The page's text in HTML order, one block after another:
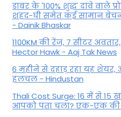
डाबर के '100% शुद्ध' दावे वाले
शहद-घी समेत कई सामान
- Dainik Bhaskar
1100KM की रेंज, 7 सीटर
Hector Hawk - Aaj Tak News
6 महीने से दहाड़ रहा यह
हलचल - Hindustan
Thali Cost Surge: 16 में से
आपको पता चला? एक-एक की